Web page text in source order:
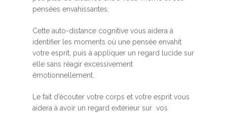
pensées envahissantes.
Cette auto-distance cognitive vous aidera à
identifier les moments où une pensée envahit
votre esprit, puis à appliquer un regard lucide sur
elle sans réagir excessivement
émotionnellement.
Le fait d’écouter votre corps et votre esprit vous
aidera à avoir un regard extérieur sur vos